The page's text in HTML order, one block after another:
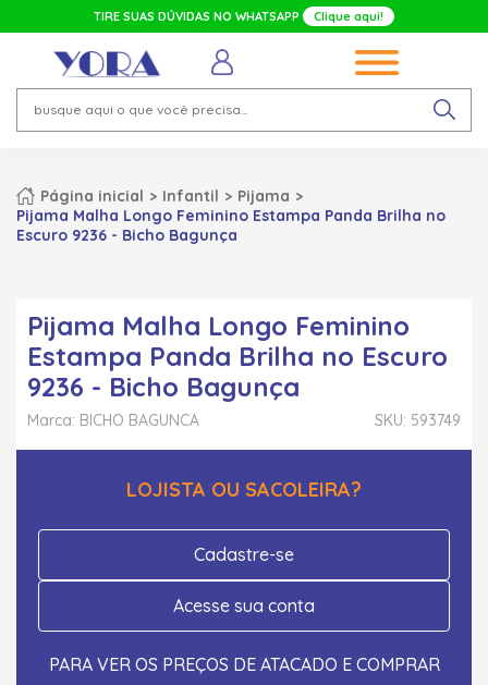
TIRE SUAS DÚVIDAS NO WHATSAPP Clique aqui!
Página inicial Infantil
Pijama
Pijama Malha Longo Feminino Estampa Panda Brilha no
Escuro 9236 - Bicho Bagunça
Pijama Malha Longo Feminino
Estampa Panda Brilha no Escuro
9236 - Bicho Bagunça
SKU: 593749
Marca: BICHO BAGUNCA
LOJISTA OU SACOLEIRA?
Cadastre-se
Acesse sua conta
PARA VER OS PREÇOS DE ATACADO E COMPRAR